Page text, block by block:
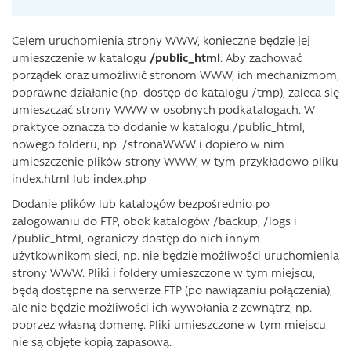
Celem uruchomienia strony WWW, konieczne będzie jej
umieszczenie w katalogu /public_html. Aby zachować
porządek oraz umożliwić stronom WWW, ich mechanizmom,
poprawne działanie (np. dostęp do katalogu /tmp), zaleca się
umieszczać strony WWW w osobnych podkatalogach. W
praktyce oznacza to dodanie w katalogu /public_html,
nowego folderu, np. /stronaWWW i dopiero w nim
umieszczenie plików strony WWW, w tym przykładowo pliku
index.html lub index.php
Dodanie plików lub katalogów bezpośrednio po
zalogowaniu do FTP, obok katalogów /backup, /logs i
/public_html, ograniczy dostęp do nich innym
użytkownikom sieci, np. nie będzie możliwości uruchomienia
strony WWW. Pliki i foldery umieszczone w tym miejscu,
będą dostępne na serwerze FTP (po nawiązaniu połączenia),
ale nie będzie możliwości ich wywołania z zewnątrz, np.
poprzez własną domenę. Pliki umieszczone w tym miejscu,
nie są objęte kopią zapasową.